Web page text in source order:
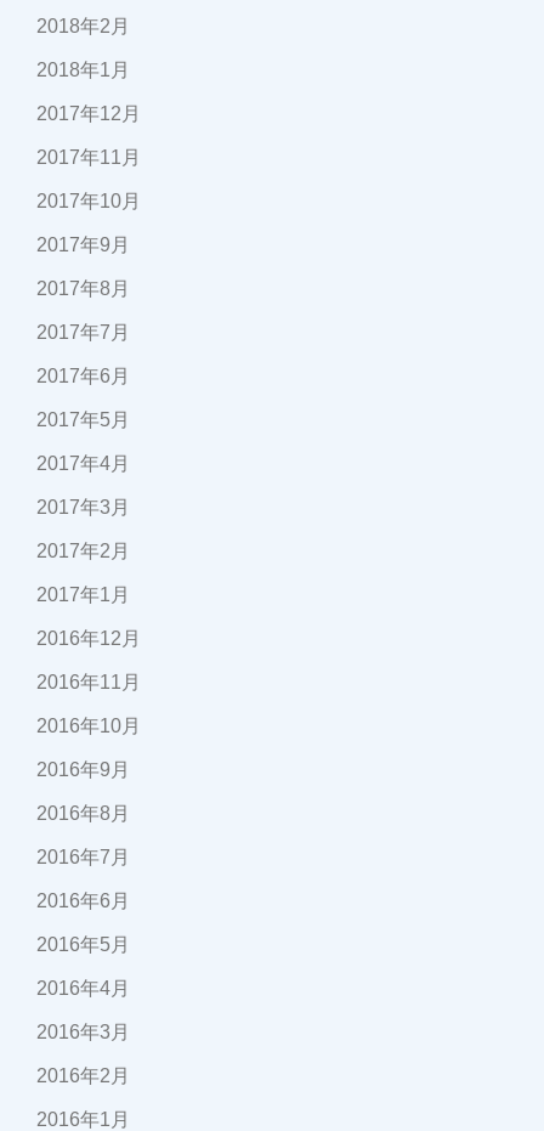
2018年2月
2018年1月
2017年12月
2017年11月
2017年10月
2017年9月
2017年8月
2017年7月
2017年6月
2017年5月
2017年4月
2017年3月
2017年2月
2017年1月
2016年12月
2016年11月
2016年10月
2016年9月
2016年8月
2016年7月
2016年6月
2016年5月
2016年4月
2016年3月
2016年2月
2016年1月